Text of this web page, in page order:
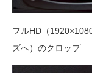
フルHD（
ズへ）のクロップ